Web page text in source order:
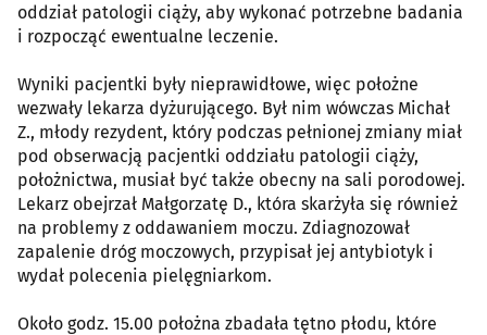
oddział patologii ciąży, aby wykonać potrzebne badania
i rozpocząć ewentualne leczenie.
Wyniki pacjentki były nieprawidłowe, więc położne
wezwały lekarza dyżurującego. Był nim wówczas Michał
Z., młody rezydent, który podczas pełnionej zmiany miał
pod obserwacją pacjentki oddziału patologii ciąży,
położnictwa, musiał być także obecny na sali porodowej.
Lekarz obejrzał Małgorzatę D., która skarżyła się również
na problemy z oddawaniem moczu. Zdiagnozował
zapalenie dróg moczowych, przypisał jej antybiotyk i
wydał polecenia pielęgniarkom.
Około godz. 15.00 położna zbadała tętno płodu, które